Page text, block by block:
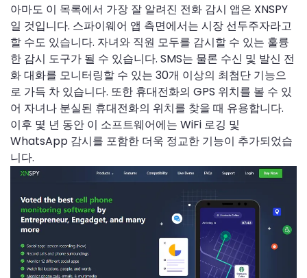
아마도 이 목록에서 가장 잘 알려진 전화 감시 앱은 XNSPY
일 것입니다. 스파이웨어 앱 측면에서는 시장 선두주자라고
할 수도 있습니다. 자녀와 직원 모두를 감시할 수 있는 훌륭
한 감시 도구가 될 수 있습니다. SMS는 물론 수신 및 발신 전
화 대화를 모니터링할 수 있는 30개 이상의 최첨단 기능으
로 가득 차 있습니다. 또한 휴대전화의 GPS 위치를 볼 수 있
어 자녀나 분실된 휴대전화의 위치를 ​​찾을 때 유용합니다.
이후 몇 년 동안 이 소프트웨어에는 WiFi 로깅 및
WhatsApp 감시를 포함한 더욱 정교한 기능이 추가되었습
니다.